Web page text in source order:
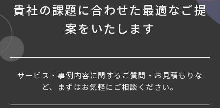
貴社の課題に合わせた最適なご提
案をいたします
サービス・事例内容に関するご質問・お見積もりな
ど、まずはお気軽にご相談ください。